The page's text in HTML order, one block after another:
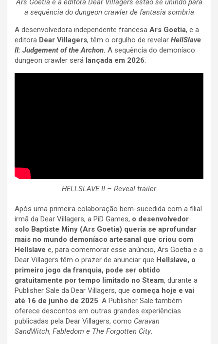
Ars Goetia e a editora Dear Villagers estão se unindo para
a sequência do dungeon crawler de fantasia sombria
A desenvolvedora independente francesa Ars Goetia, e a
editora Dear Villagers, têm o orgulho de revelar HellSlave
II: Judgement of the Archon. A sequência do demoníaco
dungeon crawler será lançada em 2026.
HELLSLAVE II – Reveal trailer
Após uma primeira colaboração bem-sucedida com a filial
irmã da Dear Villagers, a PiD Games, o desenvolvedor
solo Baptiste Miny (Ars Goetia) queria se aprofundar
mais no mundo demoníaco artesanal que criou com
Hellslave e, para comemorar esse anúncio, Ars Goetia e a
Dear Villagers têm o prazer de anunciar que Hellslave, o
primeiro jogo da franquia, pode ser obtido
gratuitamente por tempo limitado no Steam, durante a
Publisher Sale da Dear Villagers, que começa hoje e vai
até 16 de junho de 2025. A Publisher Sale também
oferece descontos em outras grandes experiências
publicadas pela Dear Villagers, como Caravan
SandWitch, Fabledom e The Forgotten City.